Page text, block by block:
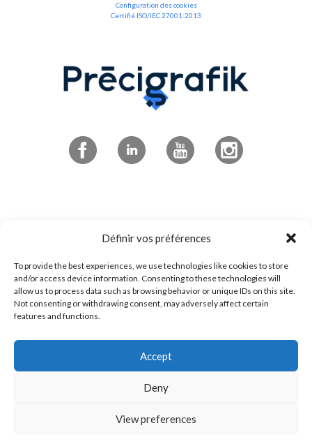
Définir vos préférences
To provide the best experiences, we use technologies like cookies to store
and/or access device information. Consenting to these technologies will
allow us to process data such as browsing behavior or unique IDs on this site.
Not consenting or withdrawing consent, may adversely affect certain
features and functions.
Accept
Deny
View preferences
Configuration des cookies
Certifié ISO/IEC 27001:2013
4545 boulevard de Portland
Sherbrooke, QC
1 800 294-0233